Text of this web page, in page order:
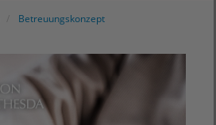
Betreuungskonzept